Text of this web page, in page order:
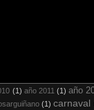
(1) año 2011 (1) año
(1) carnaval